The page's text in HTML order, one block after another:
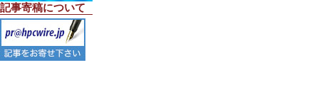
記事寄稿について